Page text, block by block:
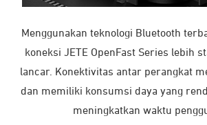
Menggunakan teknologi Bluetooth
koneksi JETE OpenFast Series lebih
lancar. Konektivitas antar perangkat
dan memiliki konsumsi daya yang
meningkatkan waktu
★★★★★
J***
10 November 2025
★★★★★